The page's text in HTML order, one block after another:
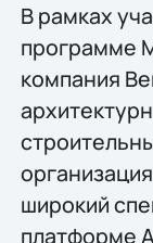
В рамках
программе
компания
широкий
платформе